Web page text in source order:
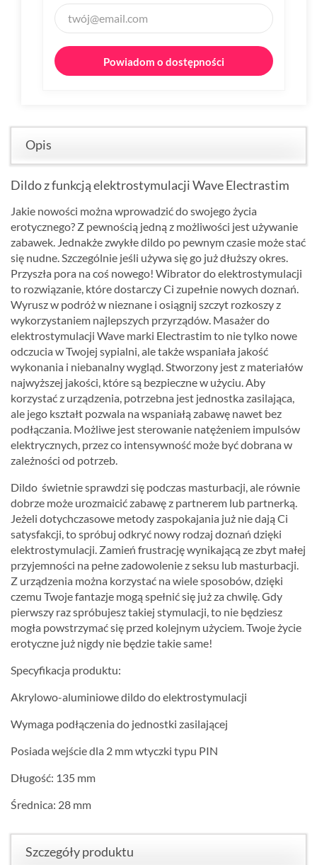
Powiadom o dostępności
Opis
Dildo z funkcją elektrostymulacji Wave Electrastim
Jakie nowości można wprowadzić do swojego życia
erotycznego? Z pewnością jedną z możliwości jest używanie
zabawek. Jednakże zwykłe dildo po pewnym czasie może stać
się nudne. Szczególnie jeśli używa się go już dłuższy okres.
Przyszła pora na coś nowego! Wibrator do elektrostymulacji
to rozwiązanie, które dostarczy Ci zupełnie nowych doznań.
Wyrusz w podróż w nieznane i osiągnij szczyt rozkoszy z
wykorzystaniem najlepszych przyrządów. Masażer do
elektrostymulacji Wave marki Electrastim to nie tylko nowe
odczucia w Twojej sypialni, ale także wspaniała jakość
wykonania i niebanalny wygląd. Stworzony jest z materiałów
najwyższej jakości, które są bezpieczne w użyciu. Aby
korzystać z urządzenia, potrzebna jest jednostka zasilająca,
ale jego kształt pozwala na wspaniałą zabawę nawet bez
podłączania. Możliwe jest sterowanie natężeniem impulsów
elektrycznych, przez co intensywność może być dobrana w
zależności od potrzeb.
Dildo świetnie sprawdzi się podczas masturbacji, ale równie
dobrze może urozmaicić zabawę z partnerem lub partnerką.
Jeżeli dotychczasowe metody zaspokajania już nie dają Ci
satysfakcji, to spróbuj odkryć nowy rodzaj doznań dzięki
elektrostymulacji. Zamień frustrację wynikającą ze zbyt małej
przyjemności na pełne zadowolenie z seksu lub masturbacji.
Z urządzenia można korzystać na wiele sposobów, dzięki
czemu Twoje fantazje mogą spełnić się już za chwilę. Gdy
pierwszy raz spróbujesz takiej stymulacji, to nie będziesz
mogła powstrzymać się przed kolejnym użyciem. Twoje życie
erotyczne już nigdy nie będzie takie same!
Specyfikacja produktu:
Akrylowo-aluminiowe dildo do elektrostymulacji
Wymaga podłączenia do jednostki zasilającej
Posiada wejście dla 2 mm wtyczki typu PIN
Długość: 135 mm
Średnica: 28 mm
Szczegóły produktu